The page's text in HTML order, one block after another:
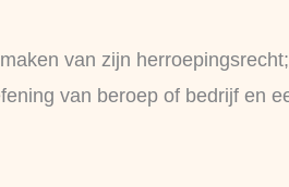
van zijn herroepingsrecht;
van beroep of bedrijf en